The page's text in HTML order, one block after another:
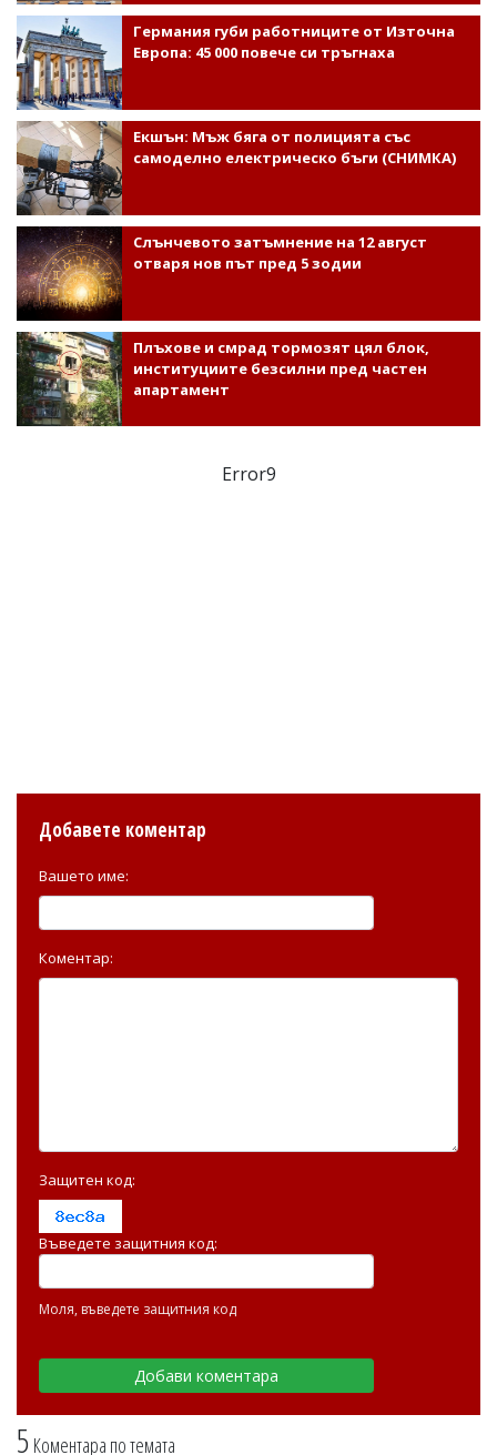
Германия губи работниците от Източна
Европа: 45 000 повече си тръгнаха
Екшън: Мъж бяга от полицията със
самоделно електрическо бъги (СНИМКА)
Слънчевото затъмнение на 12 август
отваря нов път пред 5 зодии
Плъхове и смрад тормозят цял блок,
институциите безсилни пред частен
апартамент
Error9
5 Коментара по темата
Добавете коментар
Вашето име:
Коментар:
Защитен код:
Въведете защитния код:
Моля, въведете защитния код